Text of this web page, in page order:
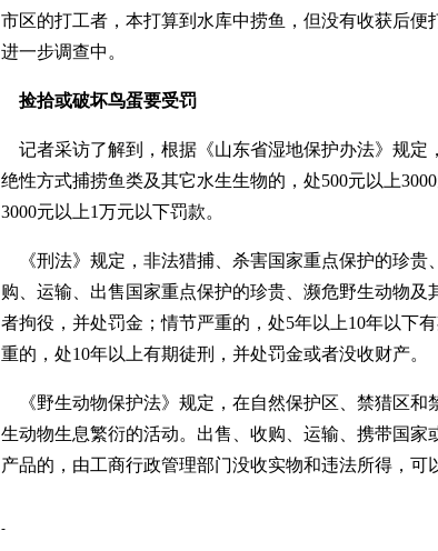
市区的打工者，本打算到水库中捞鱼，但没有收获后便
进一步调查中。
捡拾或破坏鸟蛋要受罚
记者采访了解到，根据《山东省湿地保护办法》规定
绝性方式捕捞鱼类及其它水生生物的，处500元以上
3000元以上1万元以下罚款。
《刑法》规定，非法猎捕、杀害国家重点保护的珍贵
购、运输、出售国家重点保护的珍贵、濒危野生动物及
者拘役，并处罚金；情节严重的，处5年以上10年以下
重的，处10年以上有期徒刑，并处罚金或者没收财产。
《野生动物保护法》规定，在自然保护区、禁猎区和
生动物生息繁衍的活动。出售、收购、运输、携带国家
产品的，由工商行政管理部门没收实物和违法所得，可
-